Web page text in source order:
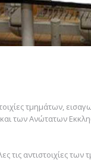
τμημάτων,
των Ανώτατων
τις αντιστοιχίες